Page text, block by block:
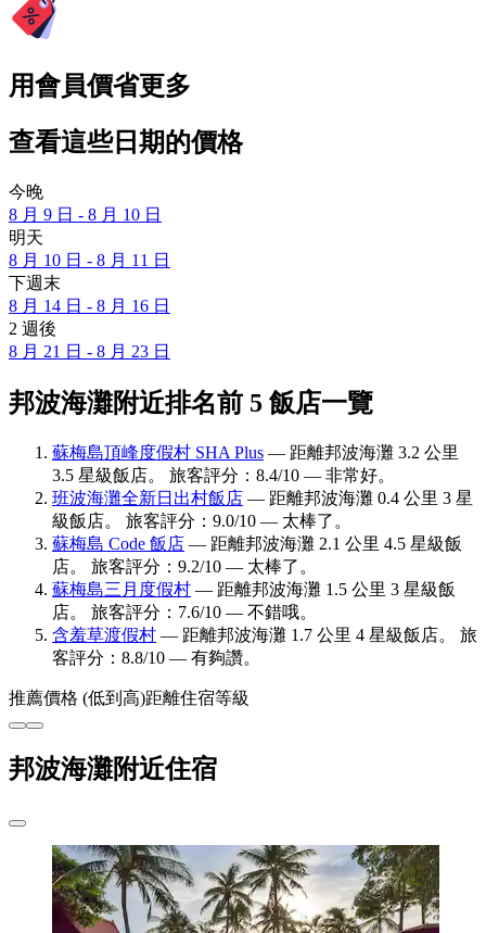
用會員價省更多
查看這些日期的價格
今晚
8 月 9 日 - 8 月 10 日
明天
8 月 10 日 - 8 月 11 日
下週末
8 月 14 日 - 8 月 16 日
2 週後
8 月 21 日 - 8 月 23 日
邦波海灘附近排名前 5 飯店一覽
蘇梅島頂峰度假村 SHA Plus — 距離邦波海灘 3.2 公里
3.5 星級飯店。 旅客評分：8.4/10 — 非常好。
班波海灘全新日出村飯店 — 距離邦波海灘 0.4 公里 3 星
級飯店。 旅客評分：9.0/10 — 太棒了。
蘇梅島 Code 飯店 — 距離邦波海灘 2.1 公里 4.5 星級飯
店。 旅客評分：9.2/10 — 太棒了。
蘇梅島三月度假村 — 距離邦波海灘 1.5 公里 3 星級飯
店。 旅客評分：7.6/10 — 不錯哦。
含羞草渡假村 — 距離邦波海灘 1.7 公里 4 星級飯店。 旅
客評分：8.8/10 — 有夠讚。
推薦價格 (低到高)距離住宿等級
邦波海灘附近住宿